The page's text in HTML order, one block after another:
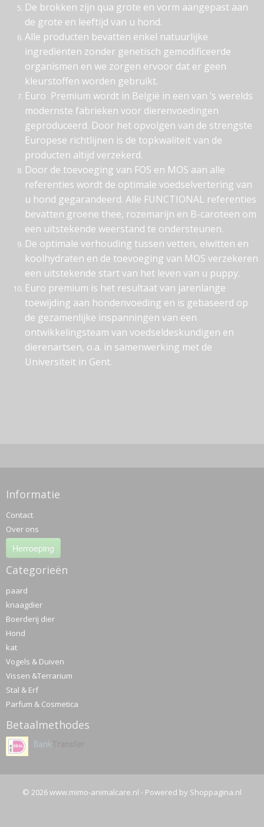
De brokken zijn qua grote en vorm aangepast aan
de grote en leeftijd van u hond.
Alle producten bevatten enkel natuurlijke
ingrediënten zonder genetisch gemodificeerde
organismen en we zorgen ervoor dat er geen
kleurstoffen worden gebruikt.
Euro Premium wordt in België in een van ’s werelds
modernste fabrieken voor dierenvoedingen
geproduceerd. Door het opvolgen van de strengste
Europese richtlijnen is de topkwaliteit van de
producten altijd verzekerd.
Door de toevoeging van FOS en MOS aan alle
referenties wordt de optimale voedselvertering van
u hond gegarandeerd. Alle FUNCTIONAL referenties
bevatten groene thee, rozemarijn en B-caroteen om
een uitstekende weerstand te ondersteunen.
De optimale verhouding tussen vetten, eiwitten en
koolhydraten en de toevoeging van MOS verzekeren
een uitstekende start van het leven van u puppy.
Euro premium is het resultaat van jarenlange
toewijding aan hondenvoeding en is gebaseerd op
de gezamenlijke inspanningen van een
ontwikkelingsteam van voedseldeskundigen en
dierenartsen, o.a. in samenwerking met de
Universiteit in Gent.
Informatie
Contact
Over ons
Herroeping
Categorieën
paard
knaagdier
Boerderij dier
Hond
kat
Vogels & Duiven
Vissen &Terrarium
Stal & Erf
Parfum & Cosmetica
Betaalmethodes
© 2026 www.mimo-animalcare.nl - Powered by Shoppagina.nl